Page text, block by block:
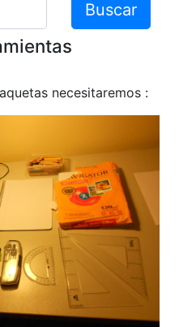
Buscar
necesitaremos :